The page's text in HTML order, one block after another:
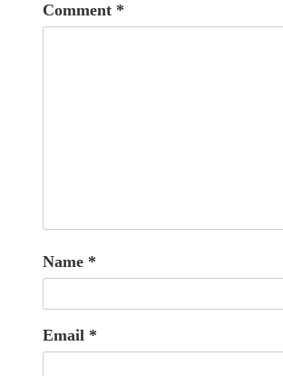
Comment *
Name *
Email *